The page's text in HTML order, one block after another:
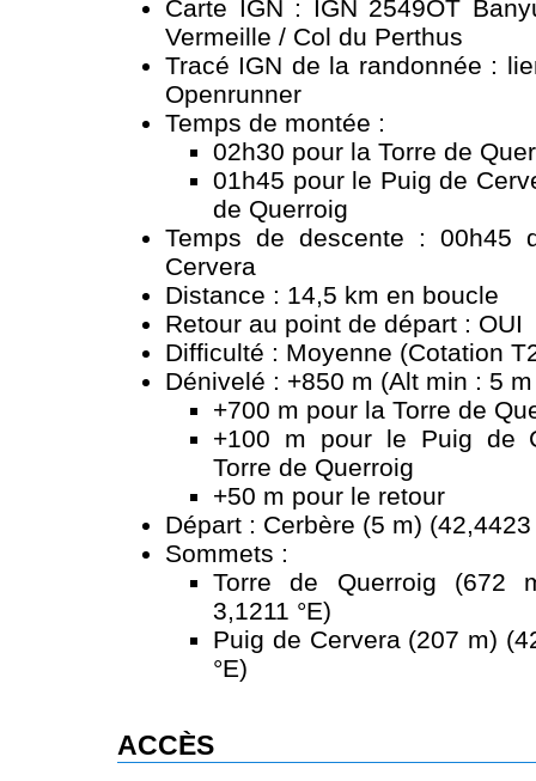
Carte IGN : IGN 2549OT
Vermeille / Col du Perthus
Tracé IGN de la randonnée :
Openrunner
Temps de montée :
02h30 pour la Torre de
01h45 pour le Puig de
de Querroig
Temps de descente : 00h45
Cervera
Distance : 14,5 km en boucle
Retour au point de départ : OUI
Difficulté : Moyenne (Cotation
Dénivelé : +850 m (Alt min : 5
+700 m pour la Torre de
+100 m pour le Puig de
Torre de Querroig
+50 m pour le retour
Départ : Cerbère (5 m) (42,4423
Sommets :
Torre de Querroig (672
3,1211 °E)
Puig de Cervera (207 m)
°E)
ACCÈS